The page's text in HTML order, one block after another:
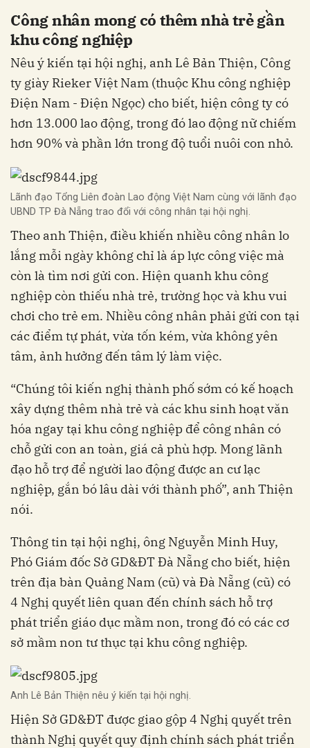
Công nhân mong có thêm nhà trẻ gần
khu công nghiệp
Nêu ý kiến tại hội nghị, anh Lê Bản Thiện, Công
ty giày Rieker Việt Nam (thuộc Khu công nghiệp
Điện Nam - Điện Ngọc) cho biết, hiện công ty có
hơn 13.000 lao động, trong đó lao động nữ chiếm
hơn 90% và phần lớn trong độ tuổi nuôi con nhỏ.
Lãnh đạo Tổng Liên đoàn Lao động Việt Nam cùng với lãnh đạo
UBND TP Đà Nẵng trao đổi với công nhân tại hội nghị.
Theo anh Thiện, điều khiến nhiều công nhân lo
lắng mỗi ngày không chỉ là áp lực công việc mà
còn là tìm nơi gửi con. Hiện quanh khu công
nghiệp còn thiếu nhà trẻ, trường học và khu vui
chơi cho trẻ em. Nhiều công nhân phải gửi con tại
các điểm tự phát, vừa tốn kém, vừa không yên
tâm, ảnh hưởng đến tâm lý làm việc.
“Chúng tôi kiến nghị thành phố sớm có kế hoạch
xây dựng thêm nhà trẻ và các khu sinh hoạt văn
hóa ngay tại khu công nghiệp để công nhân có
chỗ gửi con an toàn, giá cả phù hợp. Mong lãnh
đạo hỗ trợ để người lao động được an cư lạc
nghiệp, gắn bó lâu dài với thành phố”, anh Thiện
nói.
Thông tin tại hội nghị, ông Nguyễn Minh Huy,
Phó Giám đốc Sở GD&ĐT Đà Nẵng cho biết, hiện
trên địa bàn Quảng Nam (cũ) và Đà Nẵng (cũ) có
4 Nghị quyết liên quan đến chính sách hỗ trợ
phát triển giáo dục mầm non, trong đó có các cơ
sở mầm non tư thục tại khu công nghiệp.
Anh Lê Bản Thiện nêu ý kiến tại hội nghị.
Hiện Sở GD&ĐT được giao gộp 4 Nghị quyết trên
thành Nghị quyết quy định chính sách phát triển